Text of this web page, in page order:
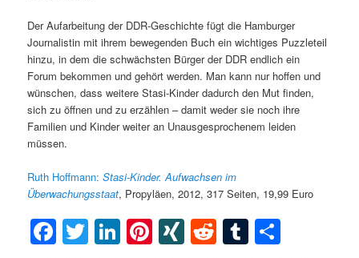
Der Aufarbeitung der DDR-Geschichte fügt die Hamburger
Journalistin mit ihrem bewegenden Buch ein wichtiges Puzzleteil
hinzu, in dem die schwächsten Bürger der DDR endlich ein
Forum bekommen und gehört werden. Man kann nur hoffen und
wünschen, dass weitere Stasi-Kinder dadurch den Mut finden,
sich zu öffnen und zu erzählen – damit weder sie noch ihre
Familien und Kinder weiter an Unausgesprochenem leiden
müssen.
Ruth Hoffmann:Stasi-Kinder.Aufwachsen im
Überwachungsstaat, Propyläen, 2012, 317 Seiten, 19,99 Euro
Facebook
Twitter
LinkedIn
Pinterest
XINGRedditTumblr